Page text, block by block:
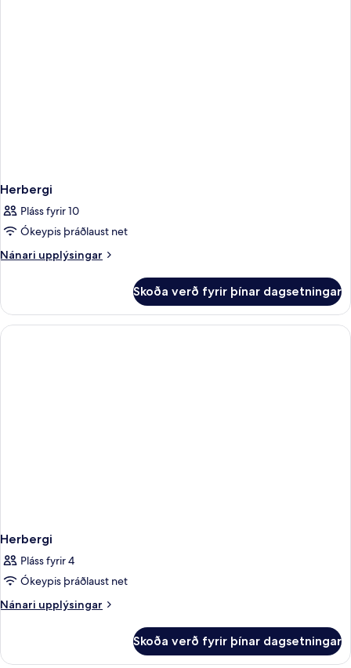
Herbergi
Pláss fyrir 10
Ókeypis þráðlaust net
Nánari upplýsingar
Nánari
Skoða verð fyrir þínar dagsetningar
Herbergi
Pláss fyrir 4
Ókeypis þráðlaust net
Nánari upplýsingar
Nánari
Skoða verð fyrir þínar dagsetningar